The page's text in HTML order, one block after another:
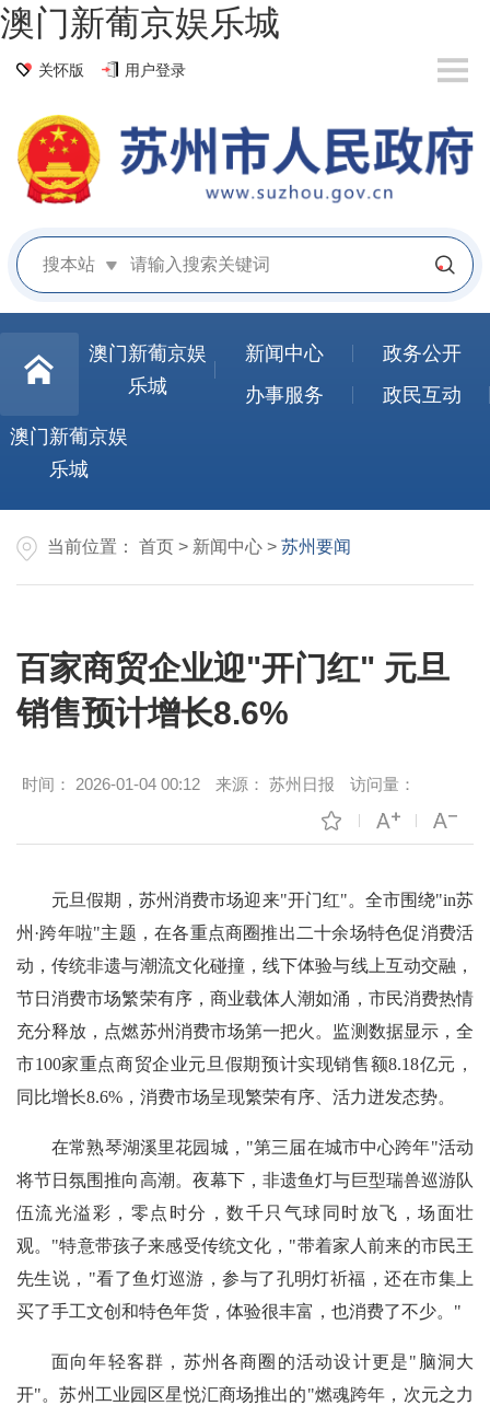
澳门新葡京娱乐城
关怀版 用户登录
搜本站
澳门新葡京娱
乐城
新闻中心
政务公开
办事服务
政民互动
澳门新葡京娱
乐城
当前位置： 首页 > 新闻中心 > 苏州要闻
百家商贸企业迎"开门红" 元旦
销售预计增长8.6%
时间： 2026-01-04 00:12 来源： 苏州日报 访问量：
元旦假期，苏州消费市场迎来"开门红"。全市围绕"in苏
州·跨年啦"主题，在各重点商圈推出二十余场特色促消费活
动，传统非遗与潮流文化碰撞，线下体验与线上互动交融，
节日消费市场繁荣有序，商业载体人潮如涌，市民消费热情
充分释放，点燃苏州消费市场第一把火。监测数据显示，全
市100家重点商贸企业元旦假期预计实现销售额8.18亿元，
同比增长8.6%，消费市场呈现繁荣有序、活力迸发态势。
在常熟琴湖溪里花园城，"第三届在城市中心跨年"活动
将节日氛围推向高潮。夜幕下，非遗鱼灯与巨型瑞兽巡游队
伍流光溢彩，零点时分，数千只气球同时放飞，场面壮
观。"特意带孩子来感受传统文化，"带着家人前来的市民王
先生说，"看了鱼灯巡游，参与了孔明灯祈福，还在市集上
买了手工文创和特色年货，体验很丰富，也消费了不少。"
面向年轻客群，苏州各商圈的活动设计更是"脑洞大
开"。苏州工业园区星悦汇商场推出的"燃魂跨年，次元之力